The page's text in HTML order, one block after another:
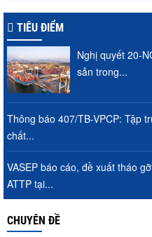
TIÊU ĐIỂM
Nghị quyết 20-
sản trong...
Thông báo 407/TB-VPCP: Tập
chất...
VASEP báo cáo, đề xuất tháo
ATTP tại...
CHUYÊN ĐỀ